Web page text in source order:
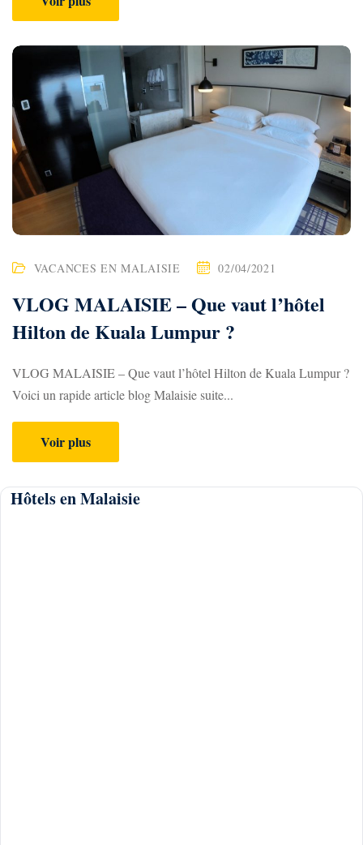
VACANCES EN MALAISIE 02/04/2021
VLOG MALAISIE – Que vaut l’hôtel
Hilton de Kuala Lumpur ?
VLOG MALAISIE – Que vaut l’hôtel Hilton de Kuala Lumpur ?
Voici un rapide article blog Malaisie suite...
Voir plus
Hôtels en Malaisie